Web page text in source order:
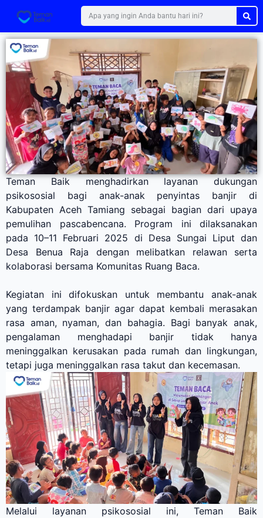
Teman Baik menghadirkan layanan dukungan
psikososial bagi anak-anak penyintas banjir di
Kabupaten Aceh Tamiang sebagai bagian dari upaya
pemulihan pascabencana. Program ini dilaksanakan
pada 10–11 Februari 2025 di Desa Sungai Liput dan
Desa Benua Raja dengan melibatkan relawan serta
kolaborasi bersama Komunitas Ruang Baca.
Kegiatan ini difokuskan untuk membantu anak-anak
yang terdampak banjir agar dapat kembali merasakan
rasa aman, nyaman, dan bahagia. Bagi banyak anak,
pengalaman menghadapi banjir tidak hanya
meninggalkan kerusakan pada rumah dan lingkungan,
tetapi juga meninggalkan rasa takut dan kecemasan.
Melalui layanan psikososial ini, Teman Baik